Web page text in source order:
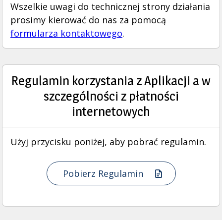
Wszelkie uwagi do technicznej strony działania
prosimy kierować do nas za pomocą
formularza kontaktowego.
Regulamin korzystania z Aplikacji a w
szczególności z płatności
internetowych
Użyj przycisku poniżej, aby pobrać regulamin.
Pobierz Regulamin